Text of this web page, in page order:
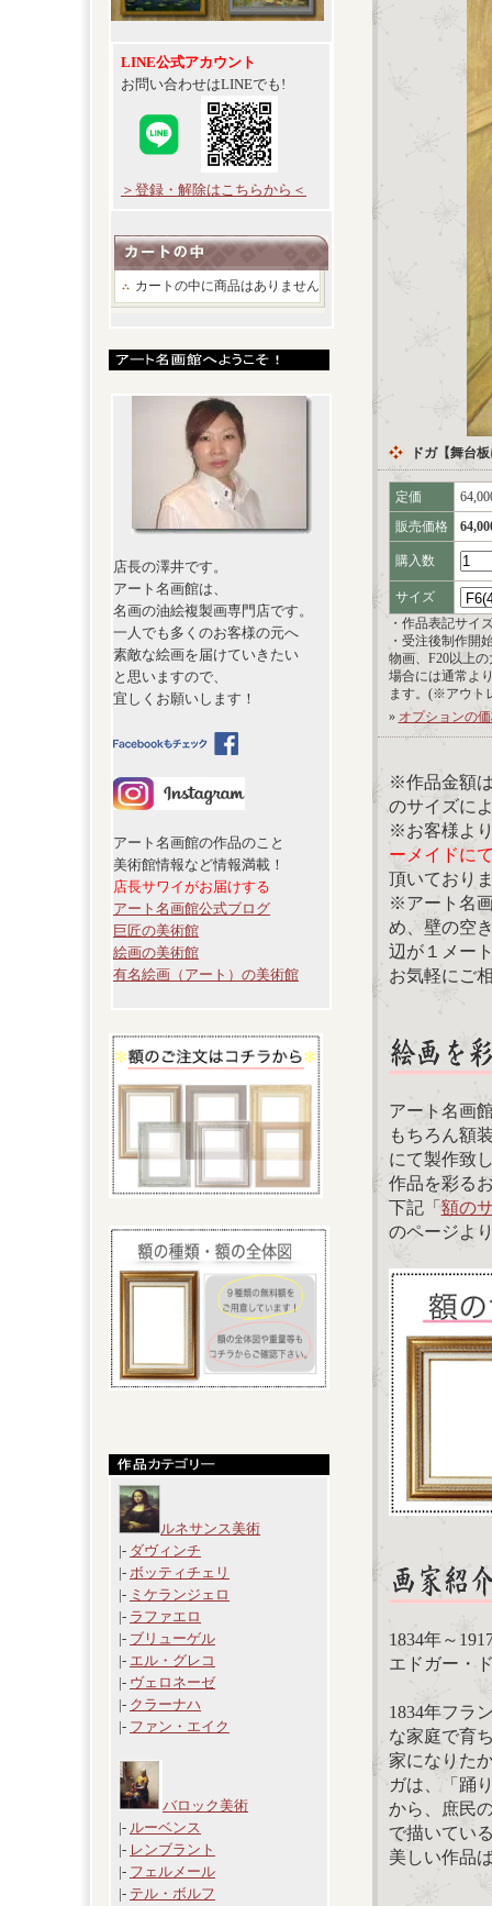
LINE公式アカウント
お問い合わせはLINEでも!
＞登録・解除はこちらから＜
カートの中に商品はありません
店長の澤井です。
アート名画館は、
名画の油絵複製画専門店です。
一人でも多くのお客様の元へ
素敵な絵画を届けていきたい
と思いますので、
宜しくお願いします！
アート名画館の作品のこと
美術館情報など情報満載！
店長サワイがお届けする
アート名画館公式ブログ
巨匠の美術館
絵画の美術館
有名絵画（アート）の美術館
ルネサンス美術
|- ダヴィンチ
|- ボッティチェリ
|- ミケランジェロ
|- ラファエロ
|- ブリューゲル
|- エル・グレコ
|- ヴェロネーゼ
|- クラーナハ
|- ファン・エイク
バロック美術
|- ルーベンス
|- レンブラント
|- フェルメール
|- テル・ボルフ
ドガ【舞台
定価
販売価格
購入数
サイズ
・作品表記サイ
・受注後制作開
物画、F20以上
場合には通常よ
ます。(※アウト
» オプションの
※作品金額
のサイズに
※お客様よ
ーメイドに
頂いており
※アート名
め、壁の空
辺が１メー
お気軽にご
アート名画
もちろん額
にて製作致
作品を彩る
下記「額の
のページよ
1834年～
エドガー・
1834年フラ
な家庭で育
家になりた
ガは、「踊
から、庶民
で描いてい
美しい作品